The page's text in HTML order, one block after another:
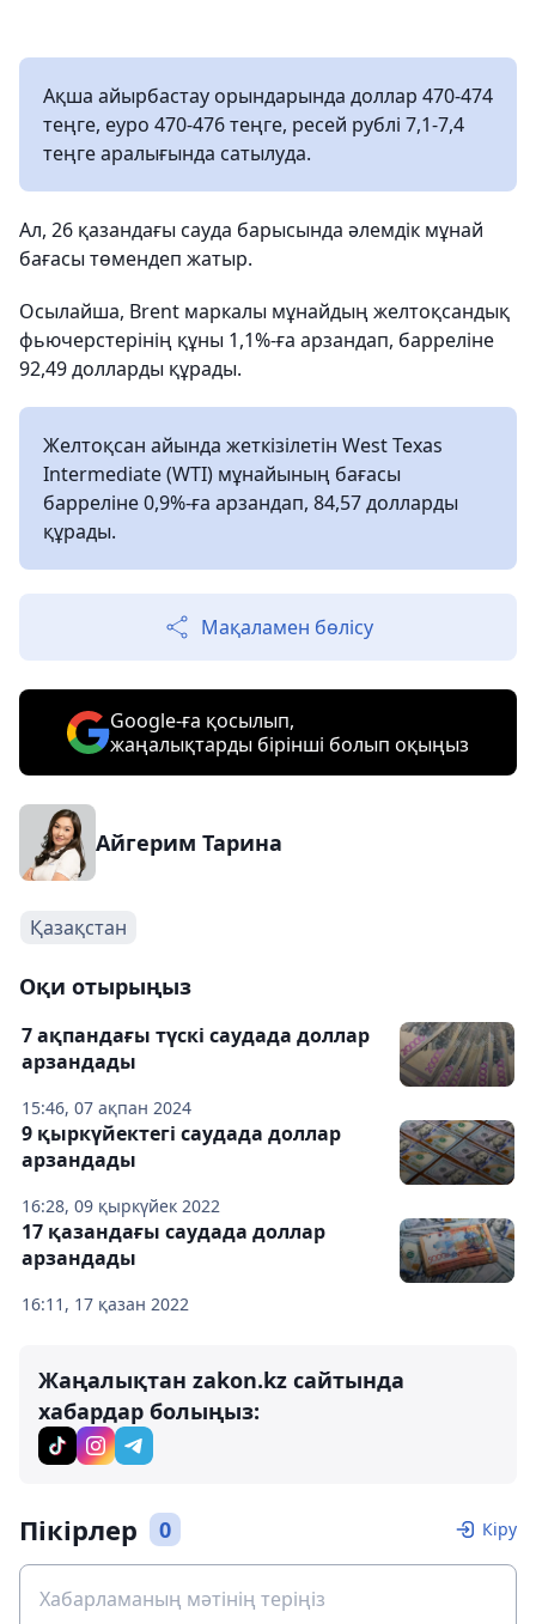
Ақша айырбастау орындарында доллар 470-474
теңге, еуро 470-476 теңге, ресей рублі 7,1-7,4
теңге аралығында сатылуда.
Ал, 26 қазандағы сауда барысында әлемдік мұнай
бағасы төмендеп жатыр.
Осылайша, Brent маркалы мұнайдың желтоқсандық
фьючерстерінің құны 1,1%-ға арзандап, барреліне
92,49 долларды құрады.
Желтоқсан айында жеткізілетін West Texas
Intermediate (WTI) мұнайының бағасы
барреліне 0,9%-ға арзандап, 84,57 долларды
құрады.
Мақаламен бөлісу
Google-ға қосылып,
жаңалықтарды бірінші болып оқыңыз
Айгерим Тарина
Қазақстан
Оқи отырыңыз
15:46, 07 ақпан 2024
7 ақпандағы түскі саудада доллар
арзандады
16:28, 09 қыркүйек 2022
9 қыркүйектегі саудада доллар
арзандады
16:11, 17 қазан 2022
17 қазандағы саудада доллар
арзандады
Жаңалықтан zakon.kz сайтында
хабардар болыңыз:
Пікірлер 0 Кіру